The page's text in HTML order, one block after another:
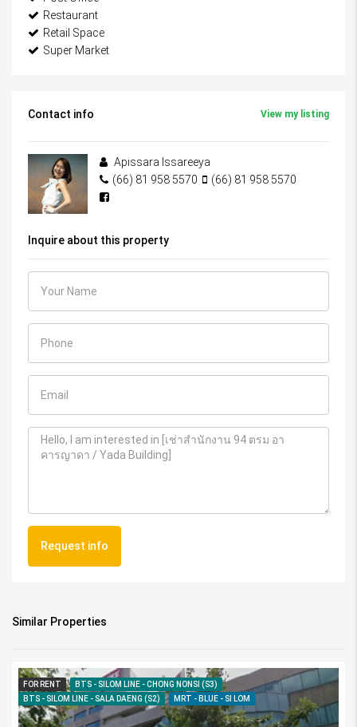
Restaurant
Retail Space
Super Market
Contact info View my listing
Apissara Issareeya
(66) 81 958 5570
(66) 81 958 5570
Inquire about this property
Request info
Similar Properties
FOR RENT
BTS - SILOM LINE - CHONG NONSI (S3)
BTS - SILOM LINE - SALA DAENG (S2)
MRT - BLUE - SI LOM